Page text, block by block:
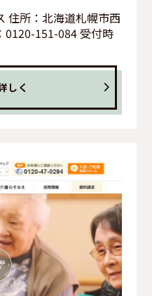
住所：北海道札幌市西
0120-151-084 受付時
しく